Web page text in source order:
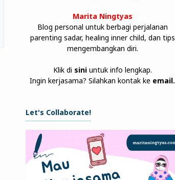
Marita Ningtyas
Blog personal untuk berbagi perjalanan
parenting sadar, healing inner child, dan tips
mengembangkan diri.
Klik di sini untuk info lengkap.
Ingin kerjasama? Silahkan kontak ke email.
Let's Collaborate!